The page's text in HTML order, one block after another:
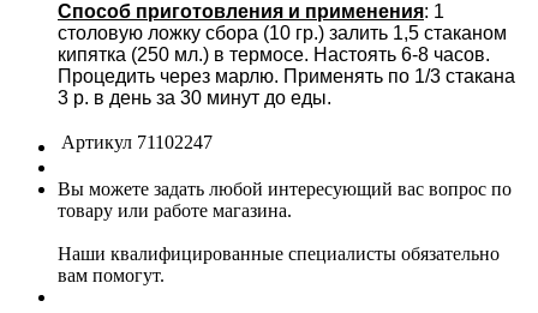
Способ приготовления и применения: 1
столовую ложку сбора (10 гр.) залить 1,5 стаканом
кипятка (250 мл.) в термосе. Настоять 6-8 часов.
Процедить через марлю. Применять по 1/3 стакана
3 р. в день за 30 минут до еды.
Артикул 71102247
Вы можете задать любой интересующий вас вопрос по
товару или работе магазина.
Наши квалифицированные специалисты обязательно
вам помогут.